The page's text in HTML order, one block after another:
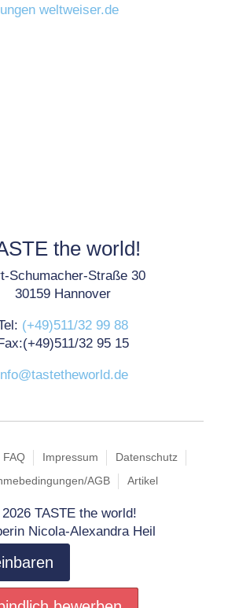
the world!
Schumacher-Straße 30
30159 Hannover
(+49)511/32 99 88
32 95 15
FAQ Impressum
Datenschutz
AGB
Artikel
2026 TASTE the world!
Nicola-Alexandra Heil